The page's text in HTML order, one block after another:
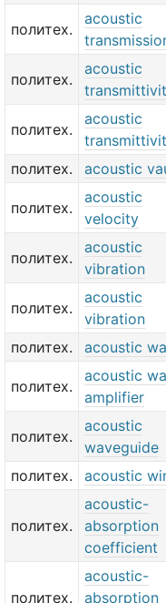
политех.
acoustic
политех.
acoustic
политех.
acoustic
политех.
acoustic
политех.
acoustic
velocity
политех.
acoustic
vibration
политех.
acoustic
vibration
политех.
acoustic
политех.
acoustic
amplifier
политех.
acoustic
waveguide
политех. acoustic
политех.
acoustic-
absorption
coefficient
политех.
acoustic-
absorption